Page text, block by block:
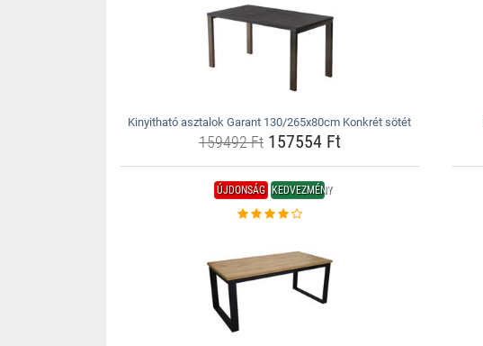
Kinyitható asztalok Garant 130/265x80cm Konkrét sötét
159492 Ft157554 Ft
ÚJDONSÁG KEDVEZMÉNY